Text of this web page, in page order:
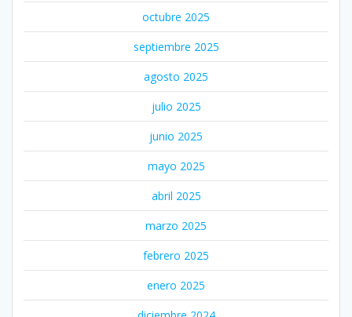
octubre 2025
septiembre 2025
agosto 2025
julio 2025
junio 2025
mayo 2025
abril 2025
marzo 2025
febrero 2025
enero 2025